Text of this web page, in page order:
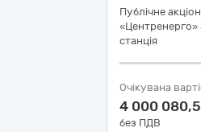
Публічне
«Центренерго»
станція
Очікувана
4 000
без ПДВ